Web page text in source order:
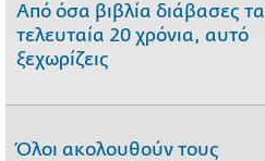
Από όσα βιβλία διάβασες τα
τελευταία 20 χρόνια, αυτό
ξεχωρίζεις
Όλοι ακολουθούν τους